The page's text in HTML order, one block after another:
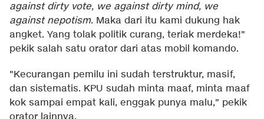
against dirty vote, we against dirty mind, we
against nepotism. Maka dari itu kami dukung hak
angket. Yang tolak politik curang, teriak merdeka!"
pekik salah satu orator dari atas mobil komando.
"Kecurangan pemilu ini sudah terstruktur, masif,
dan sistematis. KPU sudah minta maaf, minta maaf
kok sampai empat kali, enggak punya malu," pekik